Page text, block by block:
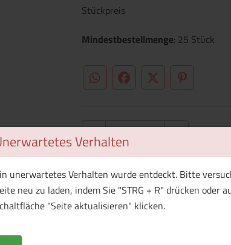
Verhalten
unerwartetes Verhalten wurde entdeckt. Bitte
neu zu laden, indem Sie "STRG + R" drücken oder
"Seite aktualisieren" klicken.
Stückpreis
Mindestbestellmenge: 25 Stück
WhatsAppFacebookTwitterPinterest
1 Muster bestellen